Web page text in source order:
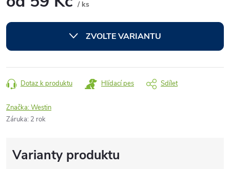
/ ks
cena:
ZVOLTE VARIANTU
Dotaz k produktu Hlídací pes Sdílet
Značka:Westin
Záruka: 2 rok